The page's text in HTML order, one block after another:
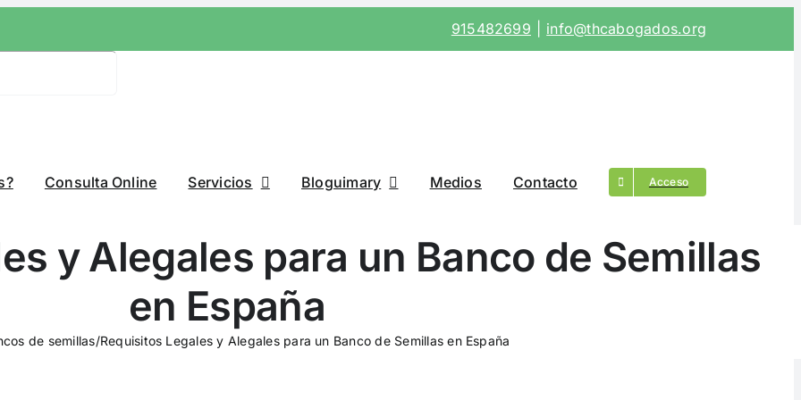
915482699
info@thcabogados.org
Consulta Online Servicios Bloguimary Medios Contacto Acceso
y Alegales para un Banco de Semillas
en España
de semillas/Requisitos Legales y Alegales para un Banco de Semillas en España